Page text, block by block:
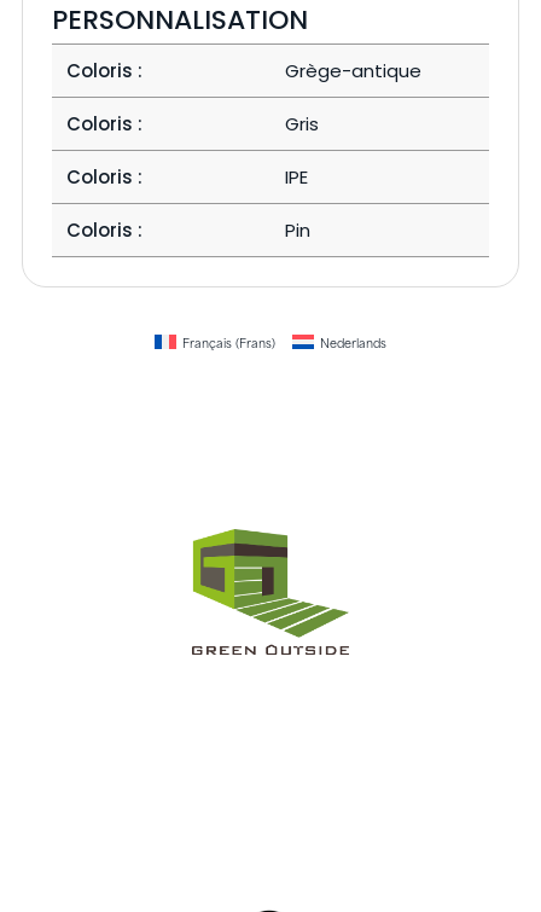
PERSONNALISATION
Coloris : Grège-antique
Coloris : Gris
Coloris : IPE
Coloris : Pin
Français( Frans) Nederlands